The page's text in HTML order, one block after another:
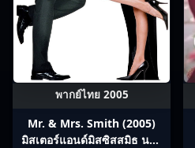
พากย์ไทย 2005
Mr. & Mrs. Smith (2005)
มิสเตอร์แอนด์มิสซิสสมิธ นาย